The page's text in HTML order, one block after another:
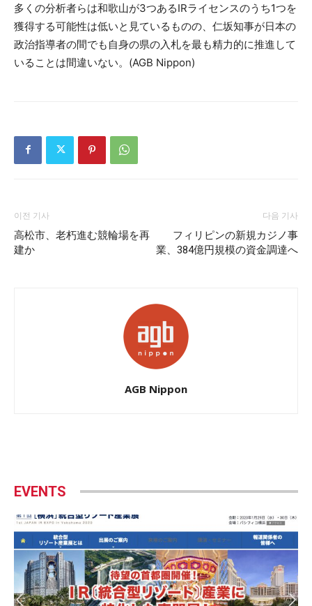
多くの分析者らは和歌山が3つあるIRライセンスのうち1つを
獲得する可能性は低いと見ているものの、仁坂知事が日本の
政治指導者の間でも自身の県の入札を最も精力的に推進して
いることは間違いない。(AGB Nippon)
이전 기사
高松市、老朽進む競輪場を再
建か
다음 기사
フィリピンの新規カジノ事
業、384億円規模の資金調達へ
AGB Nippon
EVENTS